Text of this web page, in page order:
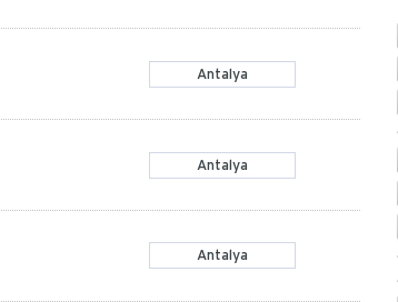
Antalya
Antalya
Antalya